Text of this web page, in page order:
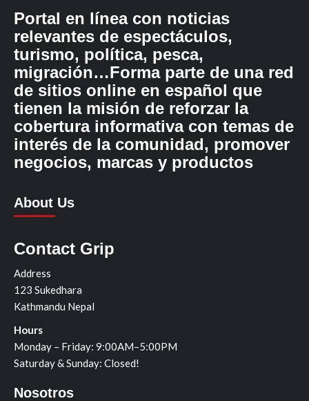
Portal en línea con noticias
relevantes de espectáculos,
turismo, política, pesca,
migración…Forma parte de una red
de sitios online en español que
tienen la misión de reforzar la
cobertura informativa con temas de
interés de la comunidad, promover
negocios, marcas y productos
About Us
Contact Grip
Address
123 Sukedhara
Kathmandu Nepal
Hours
Monday – Friday: 9:00AM–5:00PM
Saturday & Sunday: Closed!
Nosotros